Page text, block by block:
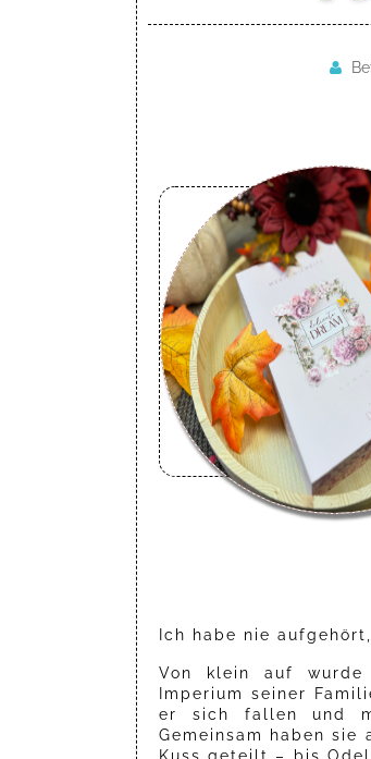
Ich habe nie
Von klein auf wurde
Imperium seiner
er sich fallen und
Gemeinsam haben